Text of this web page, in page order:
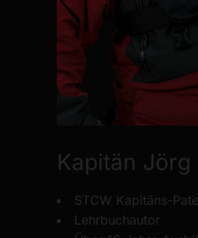
Kapitän Jörg
STCW Kapitäns-
Lehrbuchautor